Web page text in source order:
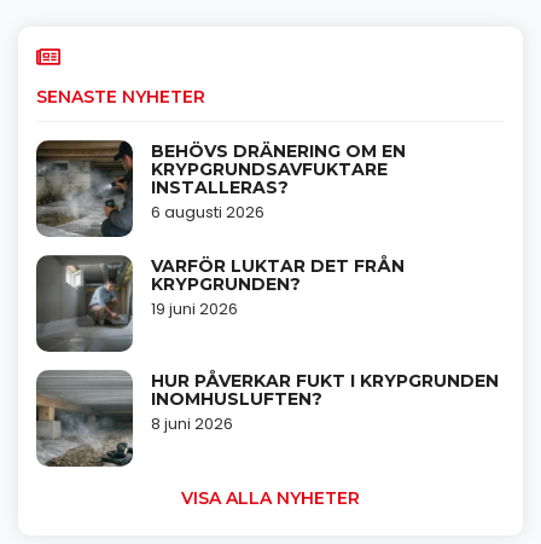
SENASTE NYHETER
BEHÖVS DRÄNERING OM EN
KRYPGRUNDSAVFUKTARE
INSTALLERAS?
6 augusti 2026
VARFÖR LUKTAR DET FRÅN
KRYPGRUNDEN?
19 juni 2026
HUR PÅVERKAR FUKT I KRYPGRUNDEN
INOMHUSLUFTEN?
8 juni 2026
VISA ALLA NYHETER